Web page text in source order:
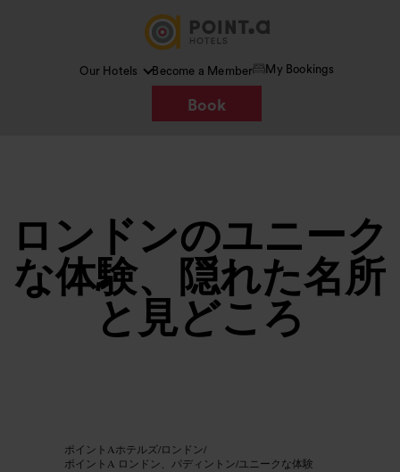
Our Hotels Become a Member My Bookings
Book
ロンドンのユニーク
な体験、隠れた名所
と見どころ
ポイントAホテルズ/ロンドン/
ポイントA ロンドン、パディントン/ユニークな体験